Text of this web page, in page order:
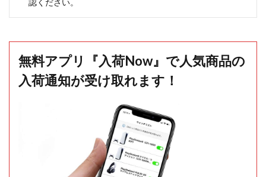
認ください。
無料アプリ『入荷Now』で人気商品の
入荷通知が受け取れます！